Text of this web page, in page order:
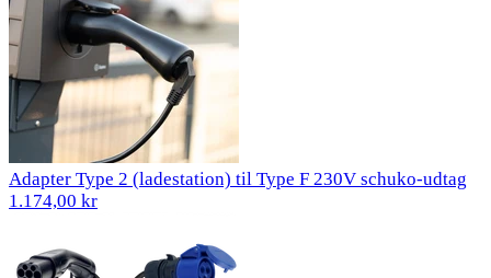
Adapter Type 2 (ladestation) til Type F 230V schuko-udtag
1.174,00 kr